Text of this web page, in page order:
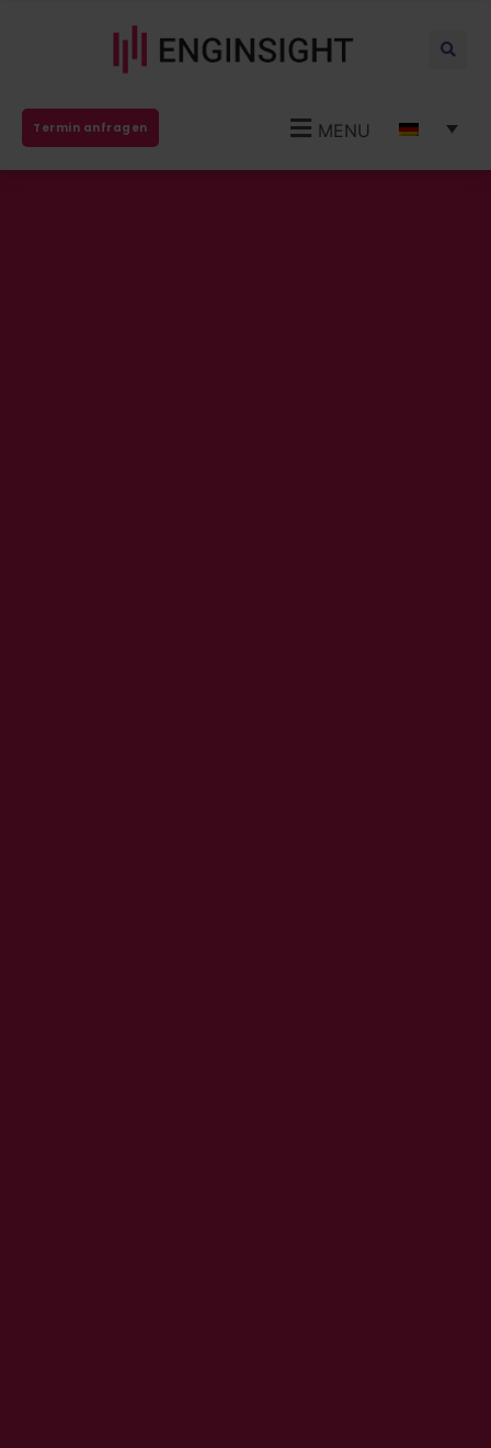
Termin anfragen MENU